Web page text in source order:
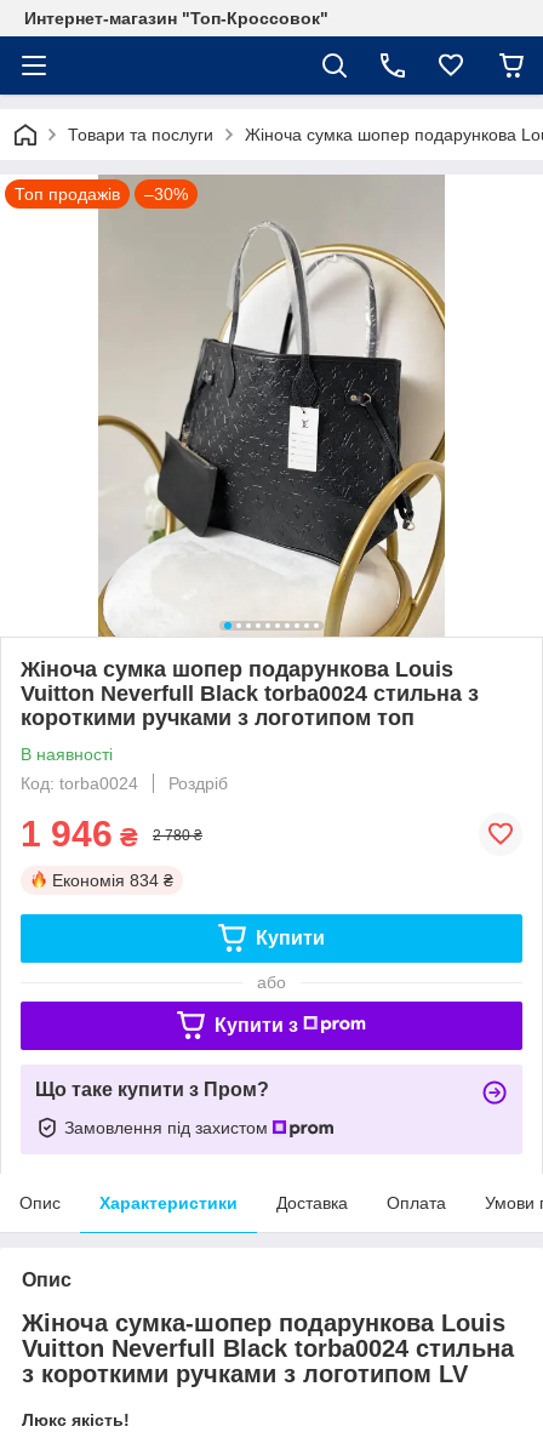
Интернет-магазин "Топ-Кроссовок"
Товари та послуги Жіноча сумка шопер подарункова
Топ продажів –30%
Жіноча сумка шопер подарункова Louis
Vuitton Neverfull Black torba0024 стильна з
короткими ручками з логотипом топ
В наявності
Код: torba0024
Роздріб
1 946 ₴ 2 780 ₴
Економія 834 ₴
Купити
або
Купити з
Що таке купити з Пром?
Замовлення під захистом
Опис Характеристики Доставка Оплата Умови
Опис
Жіноча сумка-шопер подарункова Louis
Vuitton Neverfull Black torba0024 стильна
з короткими ручками з логотипом LV
Люкс якість!